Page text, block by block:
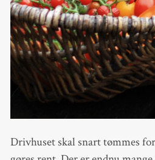
Drivhuset skal snart tømmes